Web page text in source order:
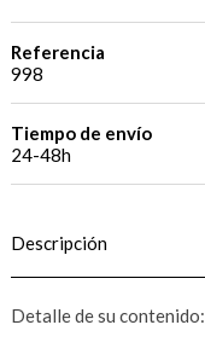
Referencia
998
Tiempo de envío
24-48h
Descripción
Detalle de su contenido: